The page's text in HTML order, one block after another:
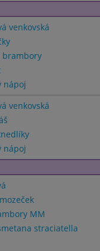
venkovská
brambory
nápoj
venkovská
nápoj
MM
straciatella